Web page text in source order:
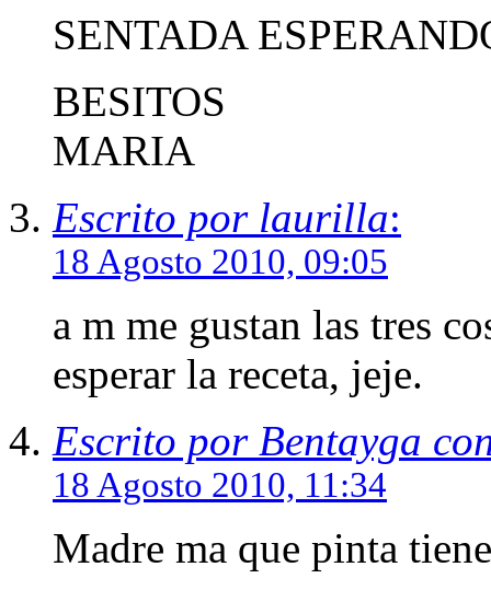
SENTADA
BESITOS
MARIA
Escrito por laurilla:
18 Agosto 2010, 09:05
a m me gustan las tres
esperar la receta, jeje.
Escrito por Bentayga
18 Agosto 2010, 11:34
Madre ma que pinta